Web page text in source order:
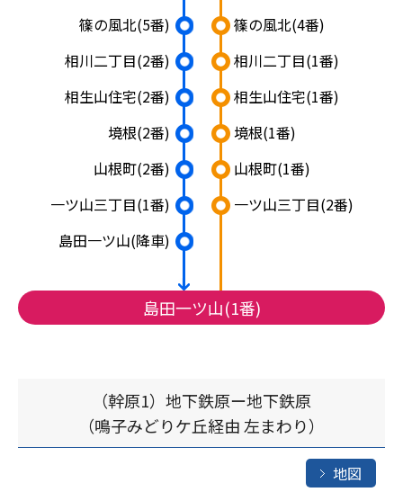
篠の風北(5番)
相川二丁目(2番)
相生山住宅(2番)
境根(2番)
山根町(2番)
一ツ山三丁目(1番)
島田一ツ山(降車)
島田一ツ山(1番)
一ツ山三丁目(2番)
山根町(1番)
境根(1番)
相生山住宅(1番)
相川二丁目(1番)
篠の風北(4番)
（幹原1）地下鉄原ー地下鉄原
（鳴子みどりケ丘経由 左まわり）
地図